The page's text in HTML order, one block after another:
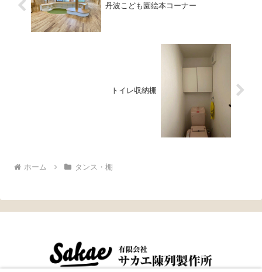
丹波こども園絵本コーナー
トイレ収納棚
ホーム タンス・棚